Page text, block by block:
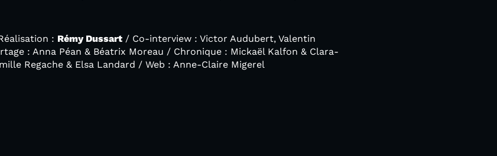
: Rémy Dussart / Co-interview : Victor Audubert, Valentin
: Anna Péan & Béatrix Moreau / Chronique : Mickaël Kalfon & Clara-
Regache & Elsa Landard / Web : Anne-Claire Migerel